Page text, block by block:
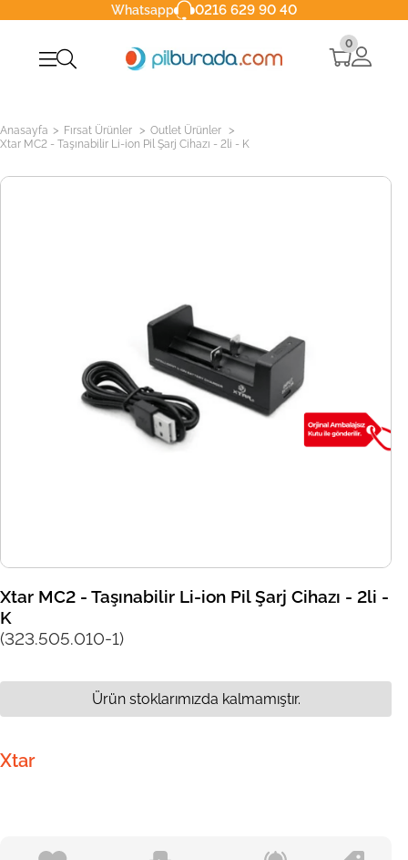
Whatsapp 0216 629 90 40
0
Anasayfa > Fırsat Ürünler > Outlet Ürünler >
Xtar MC2 - Taşınabilir Li-ion Pil Şarj Cihazı - 2li - K
Xtar MC2 - Taşınabilir Li-ion Pil Şarj Cihazı - 2li -
K
(323.505.010-1)
Xtar
Ürün stoklarımızda kalmamıştır.